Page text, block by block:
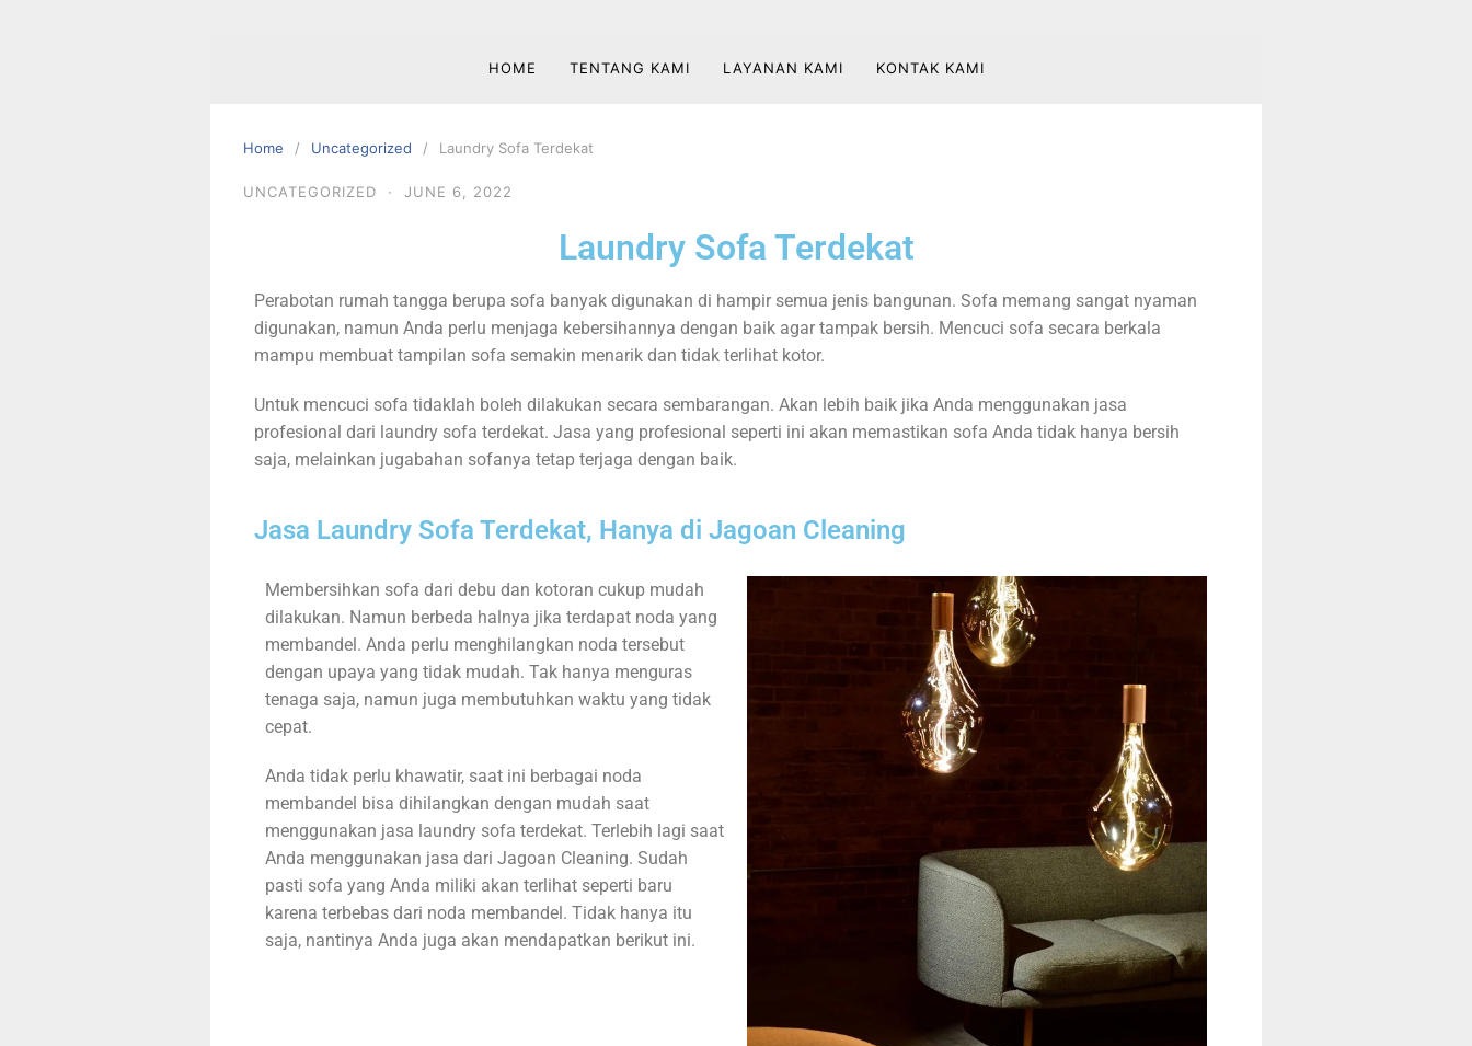
HOME TENTANG KAMI LAYANAN KAMI KONTAK KAMI
Home Uncategorized Laundry Sofa Terdekat
UNCATEGORIZED · JUNE 6, 2022
Laundry Sofa Terdekat
Perabotan rumah tangga berupa sofa banyak digunakan di hampir semua jenis bangunan. Sofa memang sangat nyaman
digunakan, namun Anda perlu menjaga kebersihannya dengan baik agar tampak bersih. Mencuci sofa secara berkala
mampu membuat tampilan sofa semakin menarik dan tidak terlihat kotor.
Untuk mencuci sofa tidaklah boleh dilakukan secara sembarangan. Akan lebih baik jika Anda menggunakan jasa
profesional dari laundry sofa terdekat. Jasa yang profesional seperti ini akan memastikan sofa Anda tidak hanya bersih
saja, melainkan jugabahan sofanya tetap terjaga dengan baik.
Jasa Laundry Sofa Terdekat, Hanya di Jagoan Cleaning
Membersihkan sofa dari debu dan kotoran cukup mudah
dilakukan. Namun berbeda halnya jika terdapat noda yang
membandel. Anda perlu menghilangkan noda tersebut
dengan upaya yang tidak mudah. Tak hanya menguras
tenaga saja, namun juga membutuhkan waktu yang tidak
cepat.
Anda tidak perlu khawatir, saat ini berbagai noda
membandel bisa dihilangkan dengan mudah saat
menggunakan jasa laundry sofa terdekat. Terlebih lagi saat
Anda menggunakan jasa dari Jagoan Cleaning. Sudah
pasti sofa yang Anda miliki akan terlihat seperti baru
karena terbebas dari noda membandel. Tidak hanya itu
saja, nantinya Anda juga akan mendapatkan berikut ini.